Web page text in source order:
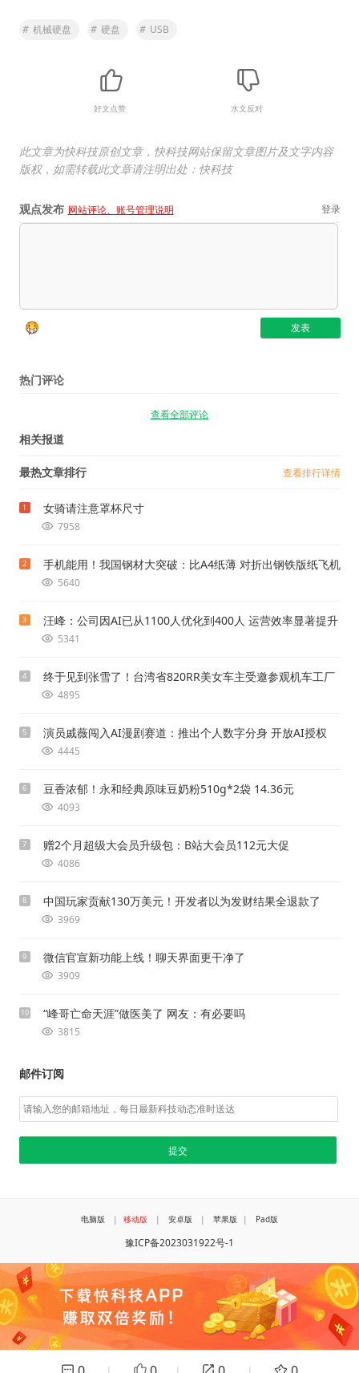
# 机械硬盘 # 硬盘 # USB
好文点赞 水文反对
此文章为快科技原创文章，快科技网站保留文章图片及文字内容
版权，如需转载此文章请注明出处：快科技
观点发布 网站评论、账号管理说明 登录
热门评论
查看全部评论
相关报道
最热文章排行 查看排行详情
1 女骑请注意罩杯尺寸
7958
2 手机能用！我国钢材大突破：比A4纸薄 对折出钢铁版纸飞机
5640
3 汪峰：公司因AI已从1100人优化到400人 运营效率显著提升
5341
4 终于见到张雪了！台湾省820RR美女车主受邀参观机车工厂
4895
5 演员戚薇闯入AI漫剧赛道：推出个人数字分身 开放AI授权
4445
6 豆香浓郁！永和经典原味豆奶粉510g*2袋 14.36元
4093
7 赠2个月超级大会员升级包：B站大会员112元大促
4086
8 中国玩家贡献130万美元！开发者以为发财结果全退款了
3969
9 微信官宣新功能上线！聊天界面更干净了
3909
10 “峰哥亡命天涯”做医美了 网友：有必要吗
3815
邮件订阅
电脑版 | 移动版 | 安卓版 | 苹果版 | Pad版
豫ICP备2023031922号-1